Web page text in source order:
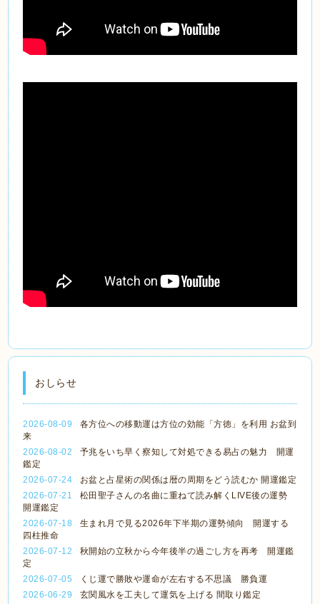
おしらせ
2026-08-09
各方位への移動運は方位の効能「方徳」を利用 お盆到
来
2026-08-02
予兆をいち早く察知して対処できる易占の魅力 開運
鑑定
2026-07-24
お盆と占星術の関係は暦の周期をどう読むか 開運鑑定
2026-07-21
松田聖子さんの名曲に重ねて読み解くLIVE後の運勢
開運鑑定
2026-07-18
生まれ月で見る2026年下半期の運勢傾向 開運する
四柱推命
2026-07-12
秋開始の立秋から今年後半の過ごし方を再考 開運鑑
定
2026-07-05
くじ運で勝敗や運命が左右する不思議 勝負運
2026-06-29
玄関風水を工夫して運気を上げる 間取り鑑定